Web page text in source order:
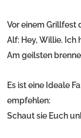
Vor einem Grillfest
Alf: Hey, Willie. Ich
Am geilsten
Es ist eine Ideale
empfehlen:
Schaut sie Euch